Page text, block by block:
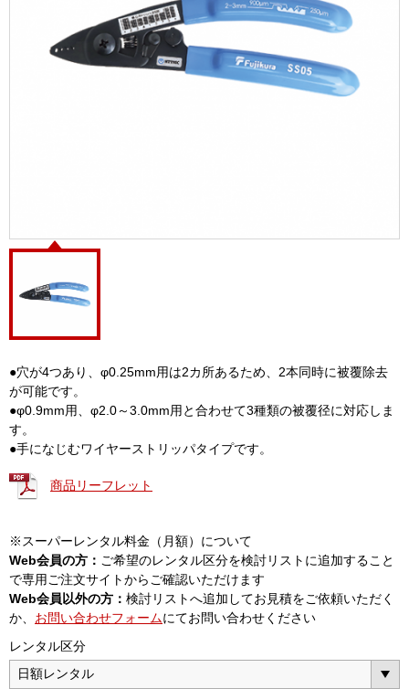
●穴が4つあり、φ0.25mm用は2カ所あるため、2本同時に被覆除去
が可能です。
●φ0.9mm用、φ2.0～3.0mm用と合わせて3種類の被覆径に対応しま
す。
●手になじむワイヤーストリッパタイプです。
商品リーフレット
※スーパーレンタル料金（月額）について
Web会員の方： ご希望のレンタル区分を検討リストに追加すること
で専用ご注文サイトからご確認いただけます
Web会員以外の方： 検討リストへ追加してお見積をご依頼いただく
か、 お問い合わせフォームにてお問い合わせください
レンタル区分